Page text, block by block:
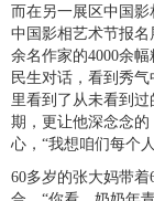
而在另一展区中国
中国影相艺术节报名
余名作家的4000余
民生对话，看到秀
里看到了从未看到
期，更让他深念念
心，“我想咱们每个
60多岁的张大妈带